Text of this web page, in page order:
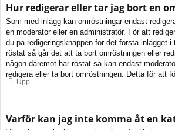
Hur redigerar eller tar jag bort en
Som med inlägg kan omröstningar endast
en moderator eller en administratör. För att
du på redigeringsknappen för det första inlägget i
röstat så går det att ta bort omröstningen eller
någon däremot har röstat så kan endast
redigera eller ta bort omröstningen. Detta för att
Upp
Varför kan jag inte komma åt en